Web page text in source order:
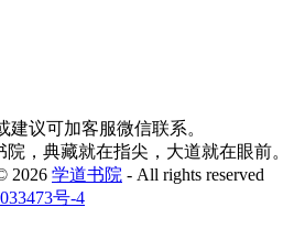
建议可加客服微信联系。
院，典藏就在指尖，大道就在眼前。
2026 学道书院 - All rights reserved
号-4